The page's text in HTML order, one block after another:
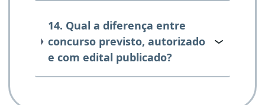
14. Qual a diferença entre
concurso previsto, autorizado
e com edital publicado?